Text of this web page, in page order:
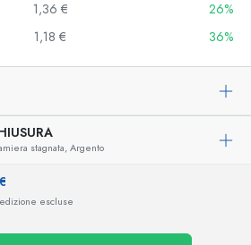
1,36 €
26%
1,18 € 36%
stagnata, Argento
escluse